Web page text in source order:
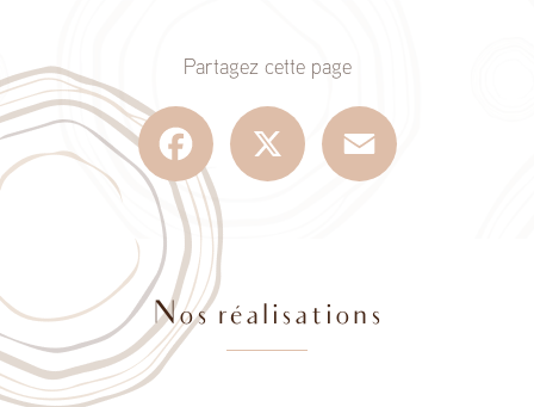
Partagez cette page
Facebook
Nos réalisations